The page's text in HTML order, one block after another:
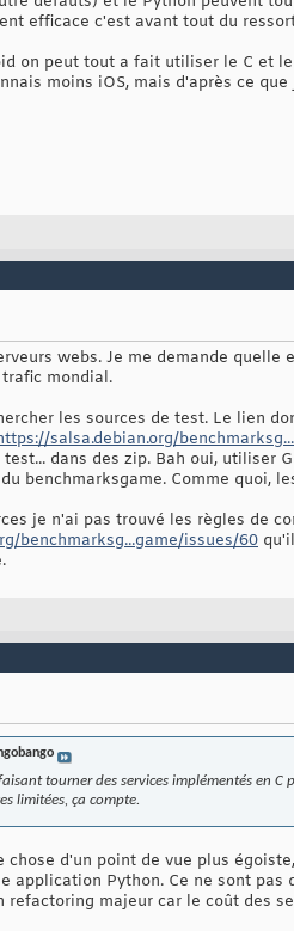
efficace c'est avant tout du
on peut tout a fait utiliser le C et
moins iOS, mais d'après ce
webs. Je me demande
mondial.
les sources de test. Le lien
salsa.debian.org/
dans des zip. Bah oui, utiliser
benchmarksgame. Comme quoi,
je n'ai pas trouvé les règles de
benchmarksg...game/issues/60
tourner des services implémentés en
limitées, ça compte.
chose d'un point de vue plus
application Python. Ce ne sont
refactoring majeur car le coût des